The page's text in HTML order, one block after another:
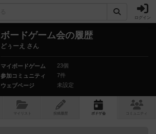
ログイン
ボードゲーム会の履歴
どぅーえ さん
マイボードゲーム
23個
参加コミュニティ
7件
ウェブページ
未設定
マイリスト 投稿履歴 ボ ドゲ会 コミュニティ